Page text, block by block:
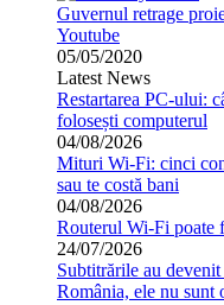
Guvernul retrage
Youtube
05/05/2020
Latest News
Restartarea PC-ului:
folosești computerul
04/08/2026
Mituri Wi-Fi: cinci
sau te costă bani
04/08/2026
Routerul Wi-Fi poate
24/07/2026
Subtitrările au
România, ele nu sunt